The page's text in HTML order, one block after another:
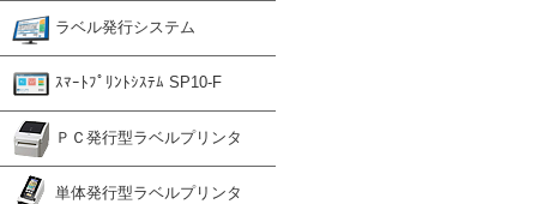
ラベル発行システム
ｽﾏｰﾄﾌﾟﾘﾝﾄｼｽﾃﾑ SP10-F
ＰＣ発行型ラベルプリンタ
単体発行型ラベルプリンタ